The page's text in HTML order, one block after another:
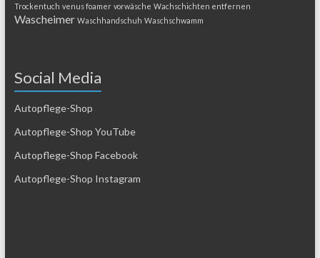
Trockentuch venus foamer vorwäsche Wachschichten entfernen
Wascheimer Waschhandschuh Waschschwamm
Social Media
Autopflege-Shop
Autopflege-Shop YouTube
Autopflege-Shop Facebook
Autopflege-Shop Instagram